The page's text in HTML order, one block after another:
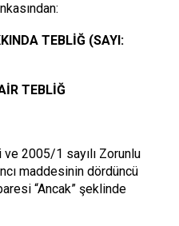
TEBLİĞ (SAYI:
TEBLİĞ
2005/1 sayılı Zorunlu
maddesinin dördüncü
“Ancak” şeklinde